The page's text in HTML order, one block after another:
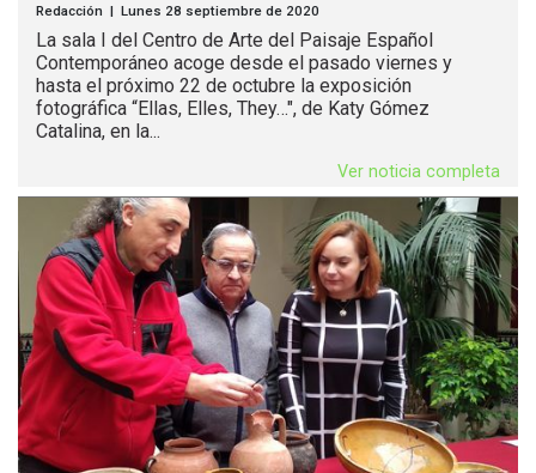
Redacción | Lunes 28 septiembre de 2020
La sala I del Centro de Arte del Paisaje Español
Contemporáneo acoge desde el pasado viernes y
hasta el próximo 22 de octubre la exposición
fotográfica “Ellas, Elles, They…", de Katy Gómez
Catalina, en la...
Ver noticia completa